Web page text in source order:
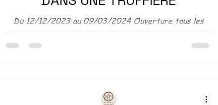
Du 12/12/2023 au 09/03/2024 Ouverture tous les
jours . Pour l'horaire nous consulter. Évènement à
Richerenches : Découvrez les mystères...